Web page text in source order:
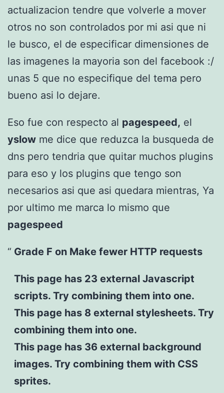
actualizacion tendre que volverle a mover
otros no son controlados por mi asi que ni
le busco, el de especificar dimensiones de
las imagenes la mayoria son del facebook :/
unas 5 que no especifique del tema pero
bueno asi lo dejare.
Eso fue con respecto al pagespeed, el
yslow me dice que reduzca la busqueda de
dns pero tendria que quitar muchos plugins
para eso y los plugins que tengo son
necesarios asi que asi quedara mientras, Ya
por ultimo me marca lo mismo que
pagespeed
Grade F on Make fewer HTTP requests
This page has 23 external Javascript
scripts. Try combining them into one.
This page has 8 external stylesheets. Try
combining them into one.
This page has 36 external background
images. Try combining them with CSS
sprites.